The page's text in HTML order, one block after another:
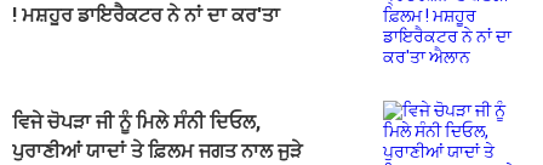
! ਮਸ਼ਹੂਰ ਡਾਇਰੈਕਟਰ ਨੇ ਨਾਂ ਦਾ ਕਰ'ਤਾ
ਵਿਜੇ ਚੋਪੜਾ ਜੀ ਨੂੰ ਮਿਲੇ ਸੰਨੀ ਦਿਓਲ,
ਪੁਰਾਣੀਆਂ ਯਾਦਾਂ ਤੇ ਫ਼ਿਲਮ ਜਗਤ ਨਾਲ ਜੁੜੇ